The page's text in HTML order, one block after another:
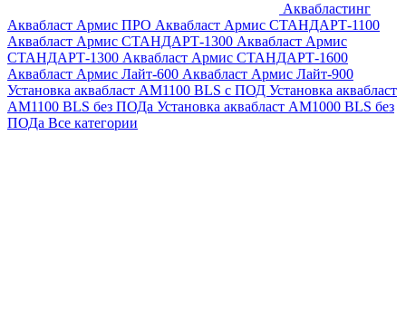
Аквабластинг
Аквабласт Армис ПРО Аквабласт Армис СТАНДАРТ-1100
Аквабласт Армис СТАНДАРТ-1300 Аквабласт Армис
СТАНДАРТ-1300 Аквабласт Армис СТАНДАРТ-1600
Аквабласт Армис Лайт-600 Аквабласт Армис Лайт-900
Установка аквабласт AM1100 BLS с ПОД Установка аквабласт
AM1100 BLS без ПОДа Установка аквабласт AM1000 BLS без
ПОДа Все категории